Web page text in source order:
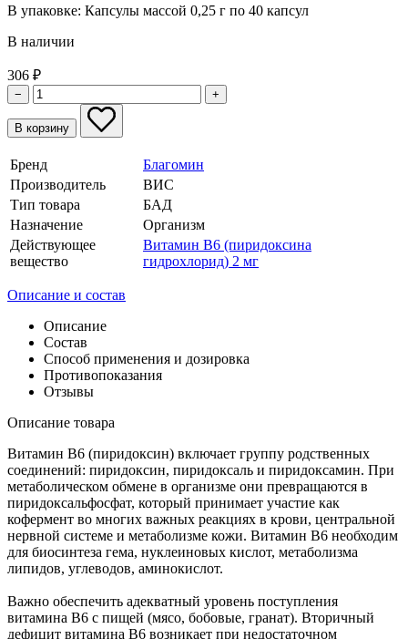
В упаковке: Капсулы массой 0,25 г по 40 капсул
В наличии
306 ₽
− +
В корзину
Бренд
Благомин
Производитель
ВИС
Тип товара
БАД
Назначение
Организм
Действующее
вещество
Витамин В6 (пиридоксина
гидрохлорид) 2 мг
Описание и состав
Описание
Состав
Способ применения и дозировка
Противопоказания
Отзывы
Описание товара
Витамин B6 (пиридоксин) включает группу родственных
соединений: пиридоксин, пиридоксаль и пиридоксамин. При
метаболическом обмене в организме они превращаются в
пиридоксальфосфат, который принимает участие как
кофермент во многих важных реакциях в крови, центральной
нервной системе и метаболизме кожи. Витамин B6 необходим
для биосинтеза гема, нуклеиновых кислот, метаболизма
липидов, углеводов, аминокислот.
Важно обеспечить адекватный уровень поступления
витамина В6 с пищей (мясо, бобовые, гранат). Вторичный
дефицит витамина В6 возникает при недостаточном